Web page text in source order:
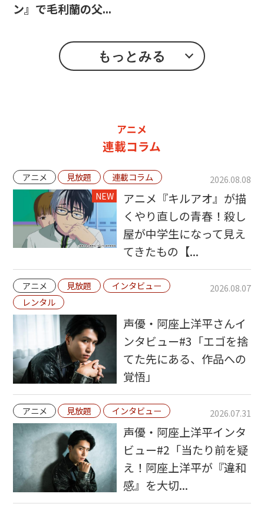
ン』で毛利蘭の父...
もっとみる
アニメ
連載コラム
アニメ 見放題 連載コラム 2026.08.08
NEW
アニメ『キルアオ』が描
くやり直しの青春！殺し
屋が中学生になって見え
てきたもの【...
アニメ 見放題
インタビュー
レンタル
2026.08.07
声優・阿座上洋平さんイ
ンタビュー#3「エゴを捨
てた先にある、作品への
覚悟」
アニメ 見放題 インタビュー 2026.07.31
声優・阿座上洋平インタ
ビュー#2「当たり前を疑
え！阿座上洋平が『違和
感』を大切...